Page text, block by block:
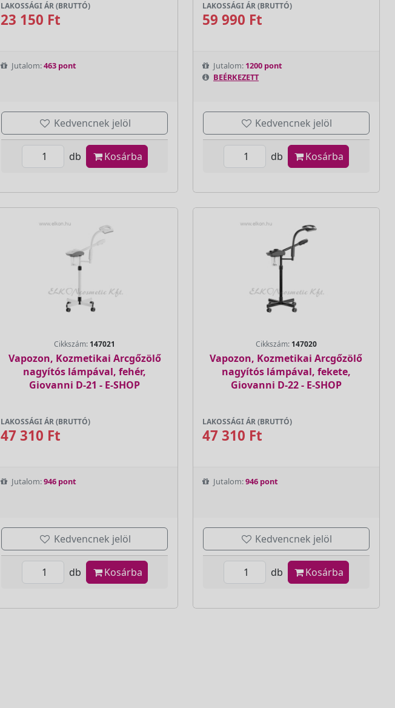
LAKOSSÁGI ÁR (BRUTTÓ)
23 150 Ft
Jutalom:463 pont
Kedvencnek jelöl
db Kosárba
LAKOSSÁGI ÁR (BRUTTÓ)
59 990 Ft
Jutalom: 1200 pont
BEÉRKEZETT
Kedvencnek jelöl
db Kosárba
Cikkszám: 147021
Vapozon, Kozmetikai Arcgőzölő
nagyítós lámpával, fehér,
Giovanni D-21 - E-SHOP
LAKOSSÁGI ÁR (BRUTTÓ)
47 310 Ft
Jutalom:946 pont
Kedvencnek jelöl
db Kosárba
Cikkszám: 147020
Vapozon, Kozmetikai Arcgőzölő
nagyítós lámpával, fekete,
Giovanni D-22 - E-SHOP
LAKOSSÁGI ÁR (BRUTTÓ)
47 310 Ft
Jutalom:946 pont
Kedvencnek jelöl
db Kosárba